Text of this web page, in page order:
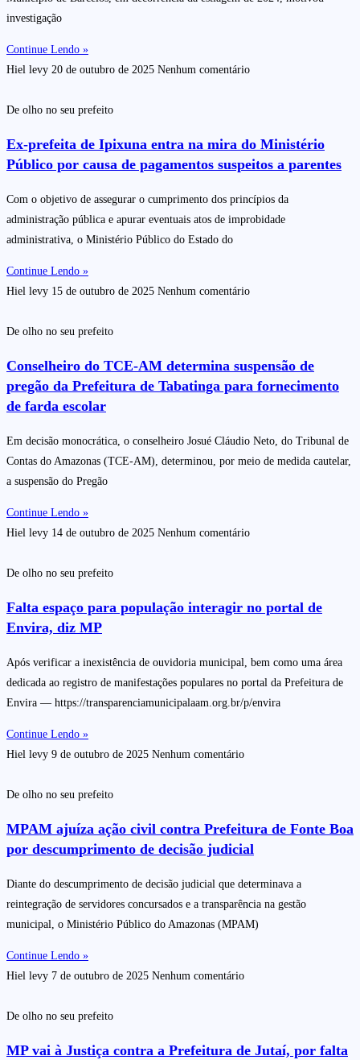
investigação
Continue Lendo »
Hiel levy 20 de outubro de 2025 Nenhum comentário
De olho no seu prefeito
Ex-prefeita de Ipixuna entra na mira do Ministério
Público por causa de pagamentos suspeitos a parentes
Com o objetivo de assegurar o cumprimento dos princípios da
administração pública e apurar eventuais atos de improbidade
administrativa, o Ministério Público do Estado do
Continue Lendo »
Hiel levy 15 de outubro de 2025 Nenhum comentário
De olho no seu prefeito
Conselheiro do TCE-AM determina suspensão de
pregão da Prefeitura de Tabatinga para fornecimento
de farda escolar
Em decisão monocrática, o conselheiro Josué Cláudio Neto, do Tribunal de
Contas do Amazonas (TCE-AM), determinou, por meio de medida cautelar,
a suspensão do Pregão
Continue Lendo »
Hiel levy 14 de outubro de 2025 Nenhum comentário
De olho no seu prefeito
Falta espaço para população interagir no portal de
Envira, diz MP
Após verificar a inexistência de ouvidoria municipal, bem como uma área
dedicada ao registro de manifestações populares no portal da Prefeitura de
Envira — https://transparenciamunicipalaam.org.br/p/envira
Continue Lendo »
Hiel levy 9 de outubro de 2025 Nenhum comentário
De olho no seu prefeito
MPAM ajuíza ação civil contra Prefeitura de Fonte Boa
por descumprimento de decisão judicial
Diante do descumprimento de decisão judicial que determinava a
reintegração de servidores concursados e a transparência na gestão
municipal, o Ministério Público do Amazonas (MPAM)
Continue Lendo »
Hiel levy 7 de outubro de 2025 Nenhum comentário
De olho no seu prefeito
MP vai à Justiça contra a Prefeitura de Jutaí, por falta